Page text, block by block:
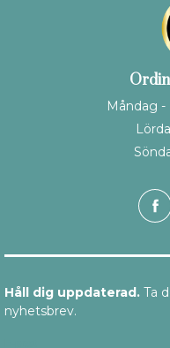
Måndag -
Håll dig uppdaterad. Ta
nyhetsbrev.